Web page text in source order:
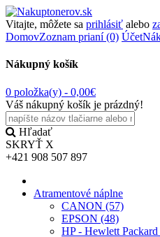
Vitajte, môžete sa prihlásiť alebo
DomovZoznam prianí (0) Účet
Nákupný košík
0 položka(y) - 0,00€
Váš nákupný košík je prázdný!
Hľadať
SKRYŤ X
+421 908 507 897
Atramentové náplne
CANON (57)
EPSON (48)
HP - Hewlett